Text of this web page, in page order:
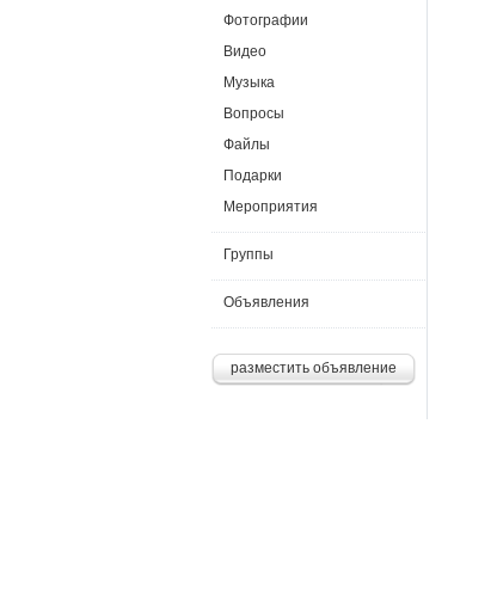
Фотографии
Видео
Музыка
Вопросы
Файлы
Подарки
Мероприятия
Группы
Объявления
разместить объявление